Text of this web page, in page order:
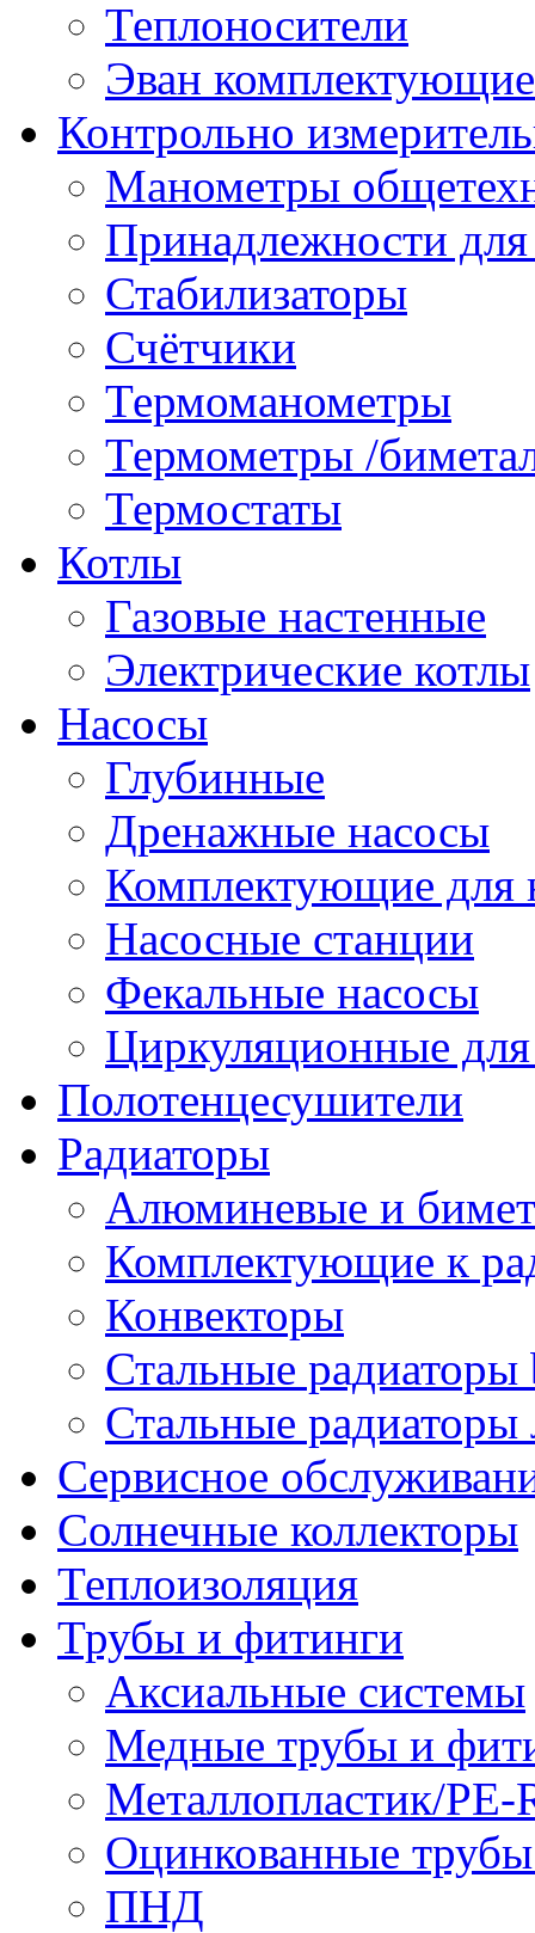
Теплоносители
Эван комплектующие
Контрольно
Манометры
Принадлежности
Стабилизаторы
Счётчики
Термоманометры
Термометры /
Термостаты
Котлы
Газовые настенные
Электрические котлы
Насосы
Глубинные
Дренажные насосы
Комплектующие для
Насосные станции
Фекальные насосы
Циркуляционные для
Полотенцесушители
Радиаторы
Алюминевые и
Комплектующие к
Конвекторы
Стальные радиаторы
Стальные радиаторы
Сервисное
Солнечные коллекторы
Теплоизоляция
Трубы и фитинги
Аксиальные системы
Медные трубы и
Металлопластик/
Оцинкованные
ПНД